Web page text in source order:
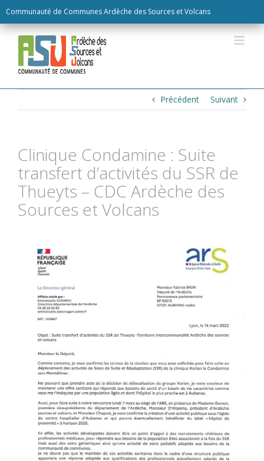
Communauté de Communes Ardèche des Sources et Volcans
to
content
Précédent Suivant
Clinique Condamine : Suite
transfert d’activités du SSR de
Thueyts – CDC Ardèche des
Sources et Volcans